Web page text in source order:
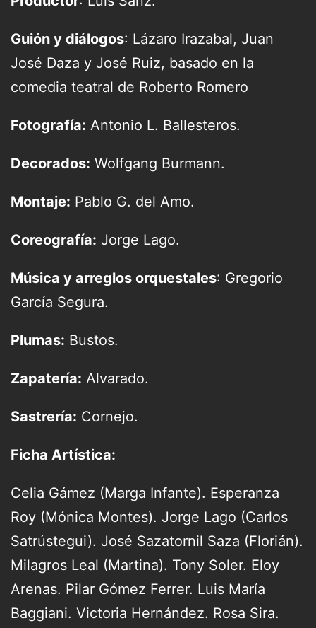
Guión y diálogos: Lázaro Irazabal, Juan
José Daza y José Ruiz, basado en la
comedia teatral de Roberto Romero
Fotografía: Antonio L. Ballesteros.
Decorados: Wolfgang Burmann.
Montaje: Pablo G. del Amo.
Coreografía: Jorge Lago.
Música y arreglos orquestales: Gregorio
García Segura.
Plumas: Bustos.
Zapatería: Alvarado.
Sastrería: Cornejo.
Ficha Artística:
Celia Gámez (Marga Infante). Esperanza
Roy (Mónica Montes). Jorge Lago (Carlos
Satrústegui). José Sazatornil Saza (Florián).
Milagros Leal (Martina). Tony Soler. Eloy
Arenas. Pilar Gómez Ferrer. Luis María
Baggiani. Victoria Hernández. Rosa Sira.